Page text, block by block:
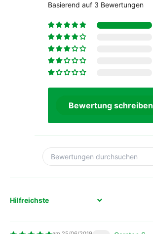
Basierend auf 3 Bewertungen
Bewertung schreiben
Sort by